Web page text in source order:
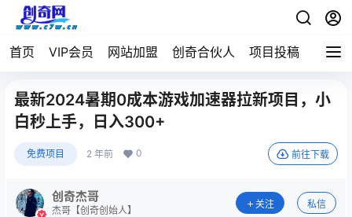
首页 VIP会员 网站加盟 创奇合伙人 项目投稿
最新2024暑期0成本游戏加速器拉新项目，小
白秒上手，日入300+
免费项目 2 年前 0 前往下载
创奇杰哥
杰哥【创奇创始人】
关注 私信